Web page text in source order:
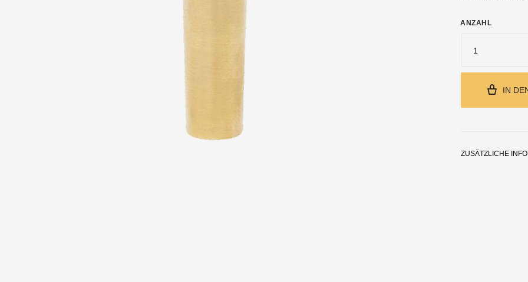
ANZAHL
1
IN
ZUSÄTZLICHE